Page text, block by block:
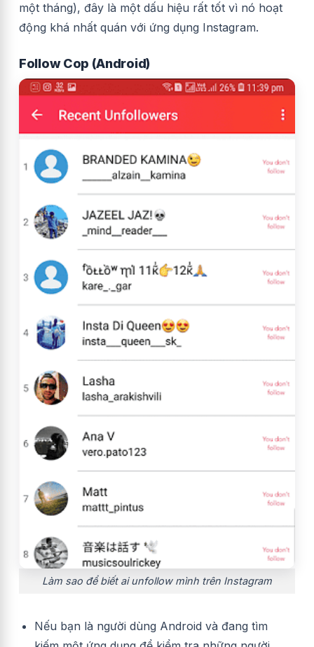
một tháng), đây là một dấu hiệu rất tốt vì nó hoạt
động khá nhất quán với ứng dụng Instagram.
Follow Cop (Android)
Làm sao để biết ai unfollow mình trên Instagram
Nếu bạn là người dùng Android và đang tìm